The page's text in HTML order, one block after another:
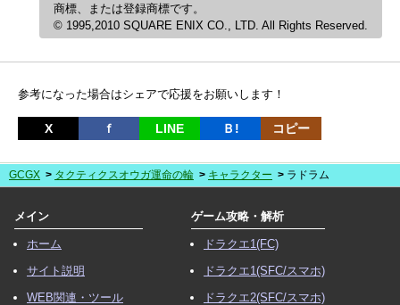
商標、または登録商標です。
© 1995,2010 SQUARE ENIX CO., LTD. All Rights Reserved.
参考になった場合はシェアで応援をお願いします！
X ｆ LINE Ｂ! コピー
GCGX タクティクスオウガ運命の輪 キャラクター ラドラム
メイン
ホーム
サイト説明
WEB関連・ツール
ゲーム攻略・解析
ドラクエ1(FC)
ドラクエ1(SFC/スマホ)
ドラクエ2(SFC/スマホ)